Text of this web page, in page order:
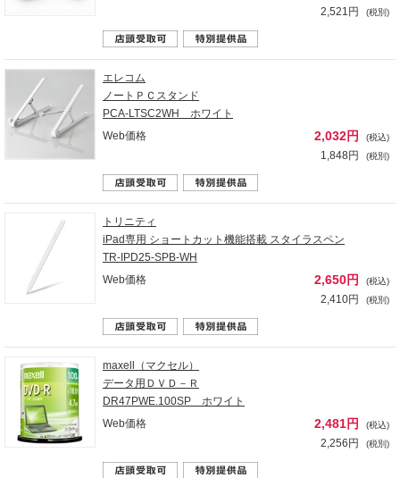
2,521円 (税別)
エレコム
ノートＰＣスタンド
PCA-LTSC2WH ホワイト
Web価格
2,032円 (税込)
1,848円 (税別)
トリニティ
iPad専用 ショートカット機能搭載 スタイラスペン
TR-IPD25-SPB-WH
Web価格
2,650円 (税込)
2,410円 (税別)
maxell（マクセル）
データ用ＤＶＤ－Ｒ
DR47PWE.100SP ホワイト
Web価格
2,481円 (税込)
2,256円 (税別)